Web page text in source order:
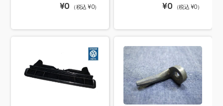
¥0 （税込 ¥0） ¥0 （税込 ¥0）